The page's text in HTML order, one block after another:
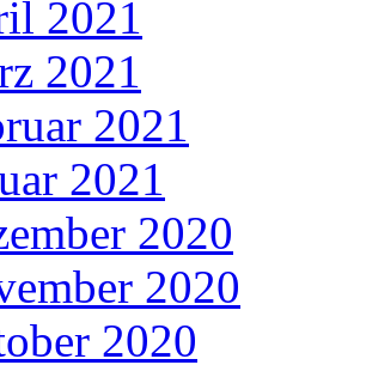
2021
2021
2021
2021
2020
2020
2020